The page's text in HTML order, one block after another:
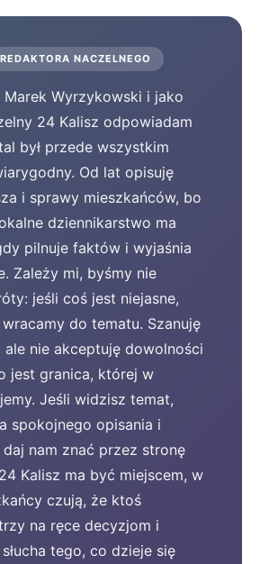
NACZELNEGO
Marek Wyrzykowski i jako
24 Kalisz odpowiadam
był przede wszystkim
Od lat opisuję
i sprawy mieszkańców, bo
dziennikarstwo ma
pilnuje faktów i wyjaśnia
Zależy mi, byśmy nie
jeśli coś jest niejasne,
do tematu. Szanuję
ale nie akceptuję dowolności
jest granica, której w
Jeśli widzisz temat,
spokojnego opisania i
nam znać przez stronę
Kalisz ma być miejscem, w
czują, że ktoś
na ręce decyzjom i
tego, co dzieje się